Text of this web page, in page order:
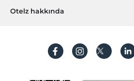
Sıkça sorulan sorular
Hesap oluştur
Hemen tesisinizi ekleyin
Otelz hakkında